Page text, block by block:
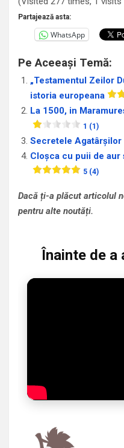
Partajează asta:
WhatsApp
Pe Aceeași Temă:
„Testamentul Zeilor
istoria europeana
La 1500, in
1 (1)
Secretele Agatârşilor
Cloșca cu puii de
5 (4)
Dacă ți-a plăcut articolul
pentru alte noutăți.
Înainte de a